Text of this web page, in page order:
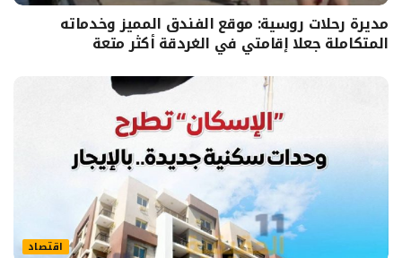
مديرة رحلات روسية: موقع الفندق المميز وخدماته
المتكاملة جعلا إقامتي في الغردقة أكثر متعة
اقتصاد